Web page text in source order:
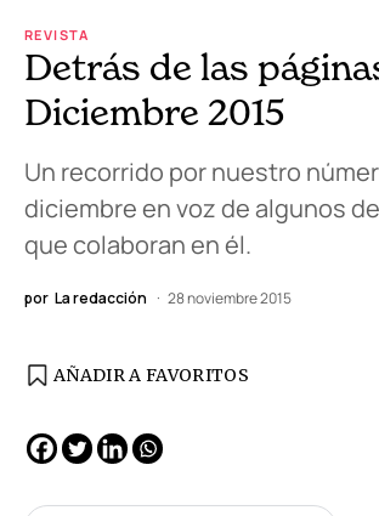
REVISTA
Detrás de las
Diciembre 2015
Un recorrido por nuestro
diciembre en voz de algunos
que colaboran en él.
por La redacción 28 noviembre 2015
AÑADIR A FAVORITOS